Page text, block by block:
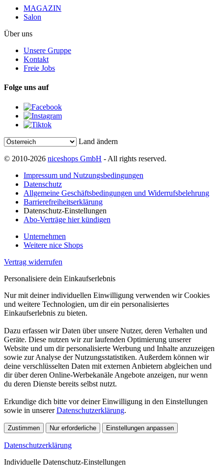
MAGAZIN
Salon
Über uns
Unsere Gruppe
Kontakt
Freie Jobs
Folge uns auf
Land ändern
© 2010-2026 niceshops GmbH - All rights reserved.
Impressum und Nutzungsbedingungen
Datenschutz
Allgemeine Geschäftsbedingungen und Widerrufsbelehrung
Barrierefreiheitserklärung
Datenschutz-Einstellungen
Abo-Verträge hier kündigen
Unternehmen
Weitere nice Shops
Vertrag widerrufen
Personalisiere dein Einkaufserlebnis
Nur mit deiner individuellen Einwilligung verwenden wir Cookies
und weitere Technologien, um dir ein personalisiertes
Einkaufserlebnis zu bieten.
Dazu erfassen wir Daten über unsere Nutzer, deren Verhalten und
Geräte. Diese nutzen wir zur laufenden Optimierung unserer
Website und um dir personalisierte Werbung und Inhalte anzuzeigen
sowie zur Analyse der Nutzungsstatistiken. Außerdem können wir
deine verschlüsselten Daten mit externen Anbietern abgleichen und
dir über deren Online-Werbekanäle Angebote anzeigen, nur wenn
du deren Dienste bereits selbst nutzt.
Erkundige dich bitte vor deiner Einwilligung in den Einstellungen
sowie in unsererDatenschutzerklärung.
Zustimmen Nur erforderliche Einstellungen anpassen
Datenschutzerklärung
Individuelle Datenschutz-Einstellungen